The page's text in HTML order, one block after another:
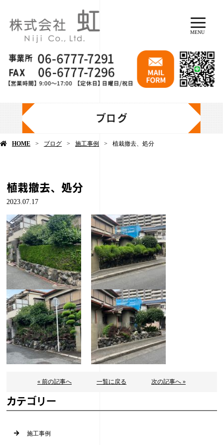
MENU
ブログ
HOME ブログ 施工事例 植栽撤去、処分
植栽撤去、処分
2023.07.17
« 前の記事へ 一覧に戻る 次の記事へ »
カテゴリー
施工事例